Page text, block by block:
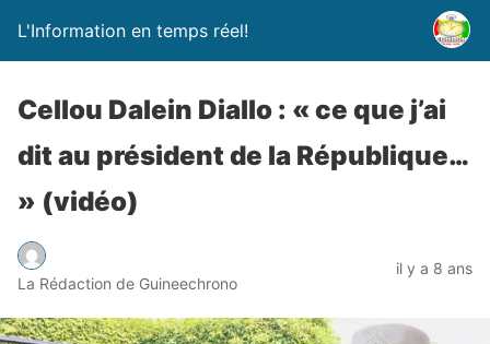
L'Information en temps réel!
Cellou Dalein Diallo : « ce que j’ai
dit au président de la République…
» (vidéo)
La Rédaction de Guineechrono
il y a 8 ans